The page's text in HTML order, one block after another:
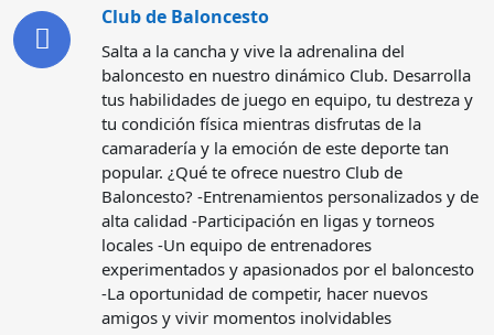
Club de Baloncesto
Salta a la cancha y vive la adrenalina del
baloncesto en nuestro dinámico Club. Desarrolla
tus habilidades de juego en equipo, tu destreza y
tu condición física mientras disfrutas de la
camaradería y la emoción de este deporte tan
popular. ¿Qué te ofrece nuestro Club de
Baloncesto? -Entrenamientos personalizados y de
alta calidad -Participación en ligas y torneos
locales -Un equipo de entrenadores
experimentados y apasionados por el baloncesto
-La oportunidad de competir, hacer nuevos
amigos y vivir momentos inolvidables